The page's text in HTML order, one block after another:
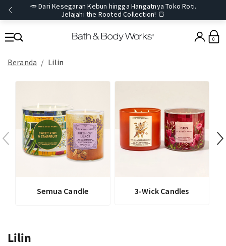
🥕 Dari Kesegaran Kebun hingga Hangatnya Toko Roti.
Jelajahi the Rooted Collection! 🍞
0
Beranda Lilin
Semua Candle 3-Wick Candles
Lilin